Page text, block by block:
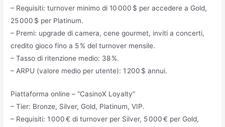
– Requisiti: turnover minimo di 10 000 $ per accedere a Gold,
25 000 $ per Platinum.
– Premi: upgrade di camera, cene gourmet, inviti a concerti,
credito gioco fino a 5 % del turnover mensile.
– Tasso di ritenzione medio: 38 %.
– ARPU (valore medio per utente): 1 200 $ annui.
Piattaforma online – “CasinoX Loyalty”
– Tier: Bronze, Silver, Gold, Platinum, VIP.
– Requisiti: 1 000 € di turnover per Silver, 5 000 € per Gold,